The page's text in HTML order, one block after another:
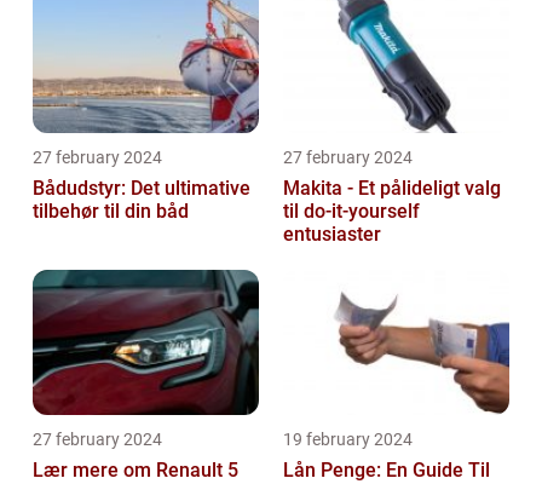
27 february 2024
Bådudstyr: Det ultimative
tilbehør til din båd
27 february 2024
Makita - Et pålideligt valg
til do-it-yourself
entusiaster
27 february 2024
Lær mere om Renault 5
19 february 2024
Lån Penge: En Guide Til